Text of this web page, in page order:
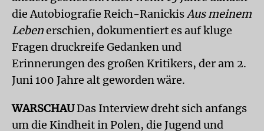
die Autobiografie Reich-RanickisAus meinem
Lebenerschien, dokumentiert es auf kluge
Fragen druckreife Gedanken und
Erinnerungen des großen Kritikers, der am 2.
Juni 100 Jahre alt geworden wäre.
WARSCHAUDas Interview dreht sich anfangs
um die Kindheit in Polen, die Jugend und